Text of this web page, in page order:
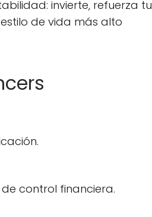
invierte, refuerza tu
de vida más alto
control financiera.